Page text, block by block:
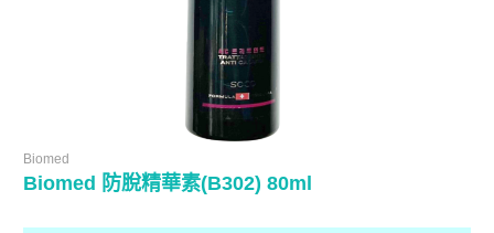
Biomed
Biomed 防脫精華素(B302) 80ml